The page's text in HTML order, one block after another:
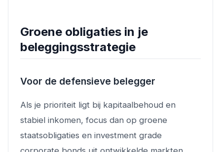
Groene obligaties in je
beleggingsstrategie
Voor de defensieve belegger
Als je prioriteit ligt bij kapitaalbehoud en
stabiel inkomen, focus dan op groene
staatsobligaties en investment grade